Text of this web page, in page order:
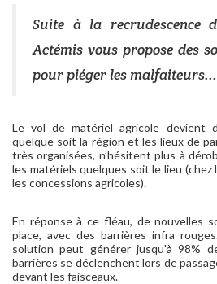
Suite à la recrudescence
Actémis vous propose des
pour piéger les malfaiteurs...
Le vol de matériel agricole devient
quelque soit la région et les lieux de
très organisées, n’hésitent plus à
les matériels quelques soit le lieu (chez
les concessions agricoles).
En réponse à ce fléau, de nouvelles
place, avec des barrières infra
solution peut générer jusqu'à 98%
barrières se déclenchent lors de
devant les faisceaux.